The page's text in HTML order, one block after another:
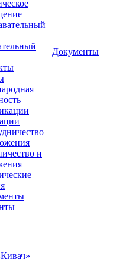
и
Документы